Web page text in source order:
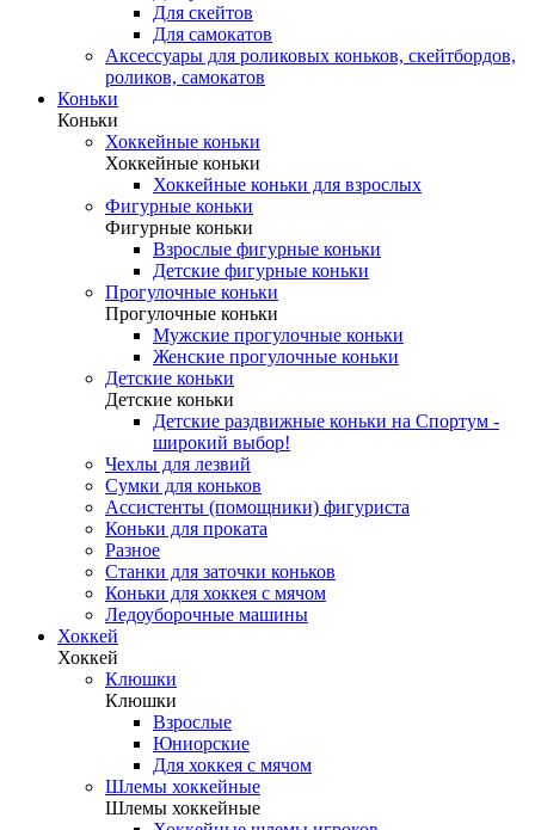
Для скейтов
Для самокатов
Аксессуары для роликовых коньков, скейтбордов,
роликов, самокатов
Коньки
Коньки
Хоккейные коньки
Хоккейные коньки
Хоккейные коньки для взрослых
Фигурные коньки
Фигурные коньки
Взрослые фигурные коньки
Детские фигурные коньки
Прогулочные коньки
Прогулочные коньки
Мужские прогулочные коньки
Женские прогулочные коньки
Детские коньки
Детские коньки
Детские раздвижные коньки на Спортум -
широкий выбор!
Чехлы для лезвий
Сумки для коньков
Ассистенты (помощники) фигуриста
Коньки для проката
Разное
Станки для заточки коньков
Коньки для хоккея с мячом
Ледоуборочные машины
Хоккей
Хоккей
Клюшки
Клюшки
Взрослые
Юниорские
Для хоккея с мячом
Шлемы хоккейные
Шлемы хоккейные